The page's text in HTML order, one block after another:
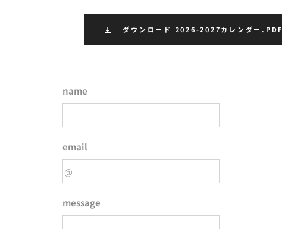
ダウンロード 2026-2027カレンダー.PDF
name
email
message